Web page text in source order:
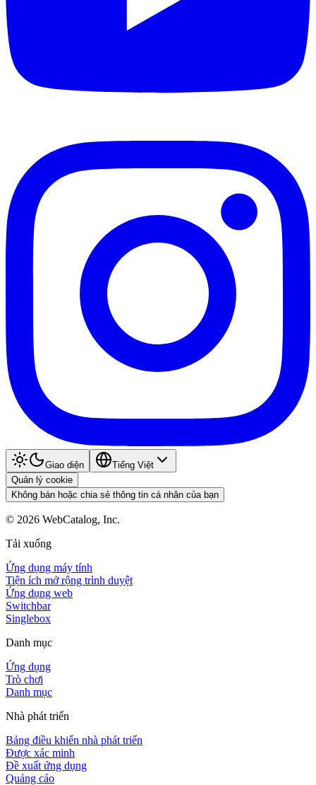
Giao diện
Tiếng Việt
Quản lý cookie
Không bán hoặc chia sẻ thông tin cá nhân của bạn
© 2026 WebCatalog, Inc.
Tải xuống
Ứng dụng máy tính
Tiện ích mở rộng trình duyệt
Ứng dụng web
Switchbar
Singlebox
Danh mục
Ứng dụng
Trò chơi
Danh mục
Nhà phát triển
Bảng điều khiển nhà phát triển
Được xác minh
Đề xuất ứng dụng
Quảng cáo